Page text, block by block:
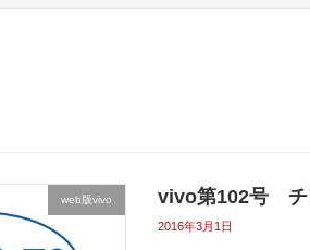
web版vivo vivo第102号 チ
2016年3月1日